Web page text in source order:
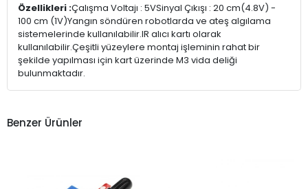
Özellikleri :Çalışma Voltajı : 5VSinyal Çıkışı : 20 cm(4.8V) -
100 cm (1V)Yangın söndüren robotlarda ve ateş algılama
sistemelerinde kullanılabilir.IR alıcı kartı olarak
kullanılabilir.Çeşitli yüzeylere montaj işleminin rahat bir
şekilde yapılması için kart üzerinde M3 vida deliği
bulunmaktadır.
Benzer Ürünler